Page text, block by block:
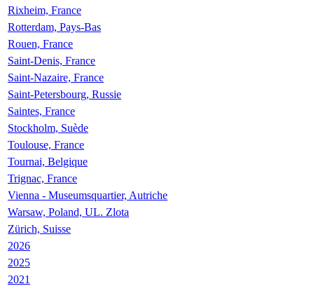
Rixheim, France
Rotterdam, Pays-Bas
Rouen, France
Saint-Denis, France
Saint-Nazaire, France
Saint-Petersbourg, Russie
Saintes, France
Stockholm, Suède
Toulouse, France
Tournai, Belgique
Trignac, France
Vienna - Museumsquartier, Autriche
Warsaw, Poland, UL. Zlota
Zürich, Suisse
2026
2025
2021